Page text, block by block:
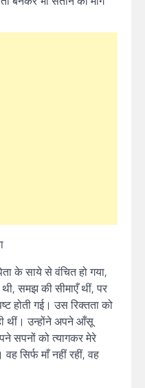
के साये से वंचित हो गया,
समझ की सीमाएँ थीं, पर
होती गई। उस रिक्तता को
थीं। उन्होंने अपने आँसू
सपनों को त्यागकर मेरे
सिर्फ माँ नहीं रहीं, वह